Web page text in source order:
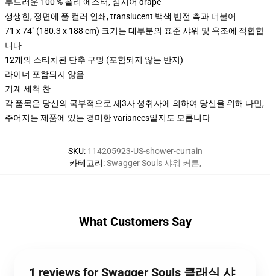
생생한, 정면에 풀 컬러 인쇄, translucent 백색 반전 측과 더불어
71 x 74" (180.3 x 188 cm) 크기는 대부분의 표준 샤워 및 욕조에 적합합
니다
12개의 스티치된 단추 구멍 (포함되지 않는 반지)
라이너 포함되지 않음
기계 세척 찬
각 품목은 당신의 국부적으로 제3자 성취자에 의하여 당신을 위해 다만,
주어지는 제품에 있는 경미한 variances일지도 모릅니다
SKU: 114205923-US-shower-curtain
카테고리:Swagger Souls 샤워 커튼,
What Customers Say
1 reviews for Swagger Souls 클래식 샤